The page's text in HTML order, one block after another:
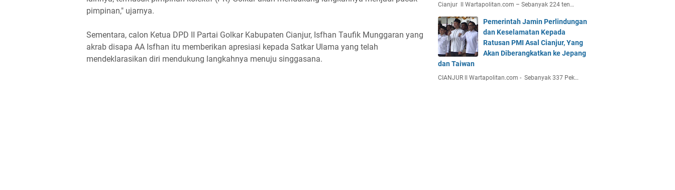
pimpinan," ujarnya.
Sementara, calon Ketua DPD II Partai Golkar Kabupaten Cianjur, Isfhan Taufik Munggaran yang
akrab disapa AA Isfhan itu memberikan apresiasi kepada Satkar Ulama yang telah
mendeklarasikan diri mendukung langkahnya menuju singgasana.
Cianjur ll Wartapolitan.com – Sebanyak 224 ten…
Pemerintah Jamin Perlindungan
dan Keselamatan Kepada
Ratusan PMI Asal Cianjur, Yang
Akan Diberangkatkan ke Jepang
dan Taiwan
CIANJUR ll Wartapolitan.com - Sebanyak 337 Pek…